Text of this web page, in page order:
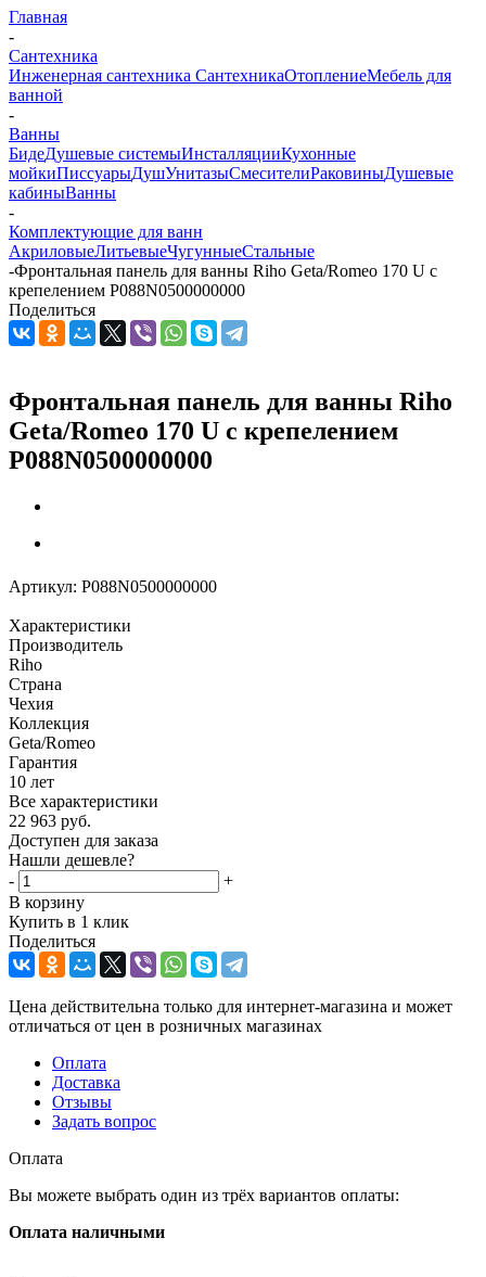
Главная
-
Сантехника
Инженерная сантехника СантехникаОтоплениеМебель для
ванной
-
Ванны
БидеДушевые системыИнсталляцииКухонные
мойкиПиссуарыДушУнитазыСмесителиРаковиныДушевые
кабиныВанны
-
Комплектующие для ванн
АкриловыеЛитьевыеЧугунныеСтальные
-Фронтальная панель для ванны Riho Geta/Romeo 170 U с
крепелением P088N0500000000
Поделиться
Фронтальная панель для ванны Riho
Geta/Romeo 170 U с крепелением
P088N0500000000
Артикул: P088N0500000000
Характеристики
Производитель
Riho
Страна
Чехия
Коллекция
Geta/Romeo
Гарантия
10 лет
Все характеристики
22 963 руб.
Доступен для заказа
Нашли дешевле?
-
+
В корзину
Купить в 1 клик
Поделиться
Цена действительна только для интернет-магазина и может
отличаться от цен в розничных магазинах
Оплата
Доставка
Отзывы
Задать вопрос
Оплата
Вы можете выбрать один из трёх вариантов оплаты:
Оплата наличными